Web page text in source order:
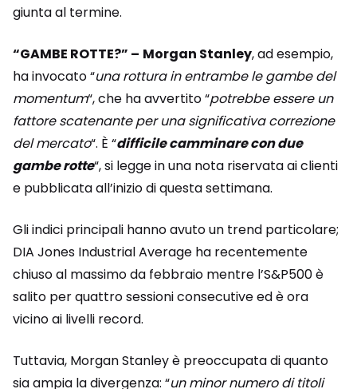
giunta al termine.
“GAMBE ROTTE?” – Morgan Stanley, ad esempio,
ha invocato “una rottura in entrambe le gambe del
momentum“, che ha avvertito “potrebbe essere un
fattore scatenante per una significativa correzione
del mercato“. È “difficile camminare con due
gambe rotte“, si legge in una nota riservata ai clienti
e pubblicata all’inizio di questa settimana.
Gli indici principali hanno avuto un trend particolare;
DIA Jones Industrial Average ha recentemente
chiuso al massimo da febbraio mentre l’S&P500 è
salito per quattro sessioni consecutive ed è ora
vicino ai livelli record.
Tuttavia, Morgan Stanley è preoccupata di quanto
sia ampia la divergenza: “un minor numero di titoli